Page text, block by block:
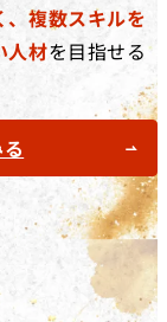
複数スキルを
人材を目指せる